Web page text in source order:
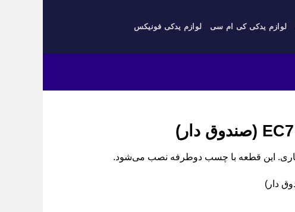
لوازم یدکی کی ام سی لوازم یدکی فونیکس